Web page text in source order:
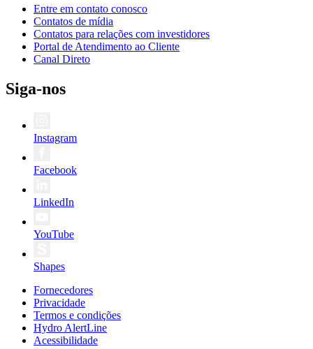
Entre em contato conosco
Contatos de mídia
Contatos para relações com investidores
Portal de Atendimento ao Cliente
Canal Direto
Siga-nos
Instagram
Facebook
LinkedIn
YouTube
Shapes
Fornecedores
Privacidade
Termos e condições
Hydro AlertLine
Acessibilidade